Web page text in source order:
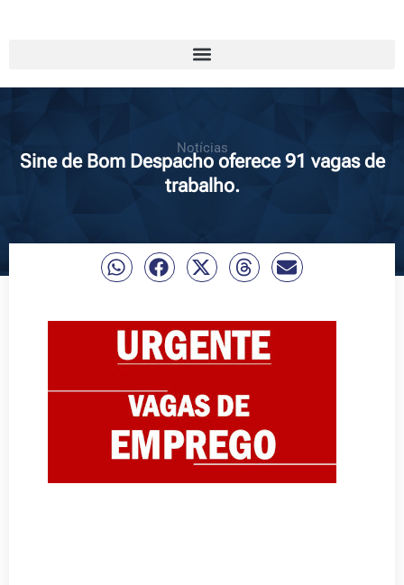
Notícias
Sine de Bom Despacho oferece 91 vagas de
trabalho.